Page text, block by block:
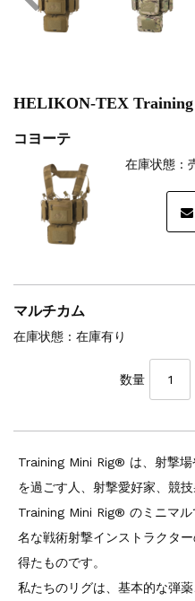
HELIKON-TEX
コヨーテ
在庫状態 :
マルチカム
在庫状態 : 在庫有り
数量
Training Mini Rig® は、射撃場
を過ごす人、射撃愛好家、競
Training Mini Rig® のミニマ
名な戦術射撃インストラクタ
得たものです。
私たちのリグは、基本的な弾